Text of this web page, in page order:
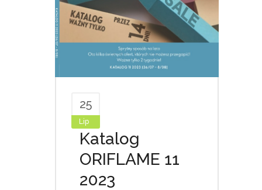
25
Lip
Katalog
ORIFLAME 11
2023